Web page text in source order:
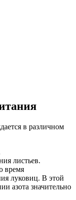
в различном
листьев.
время
луковиц. В этой
азота значительно